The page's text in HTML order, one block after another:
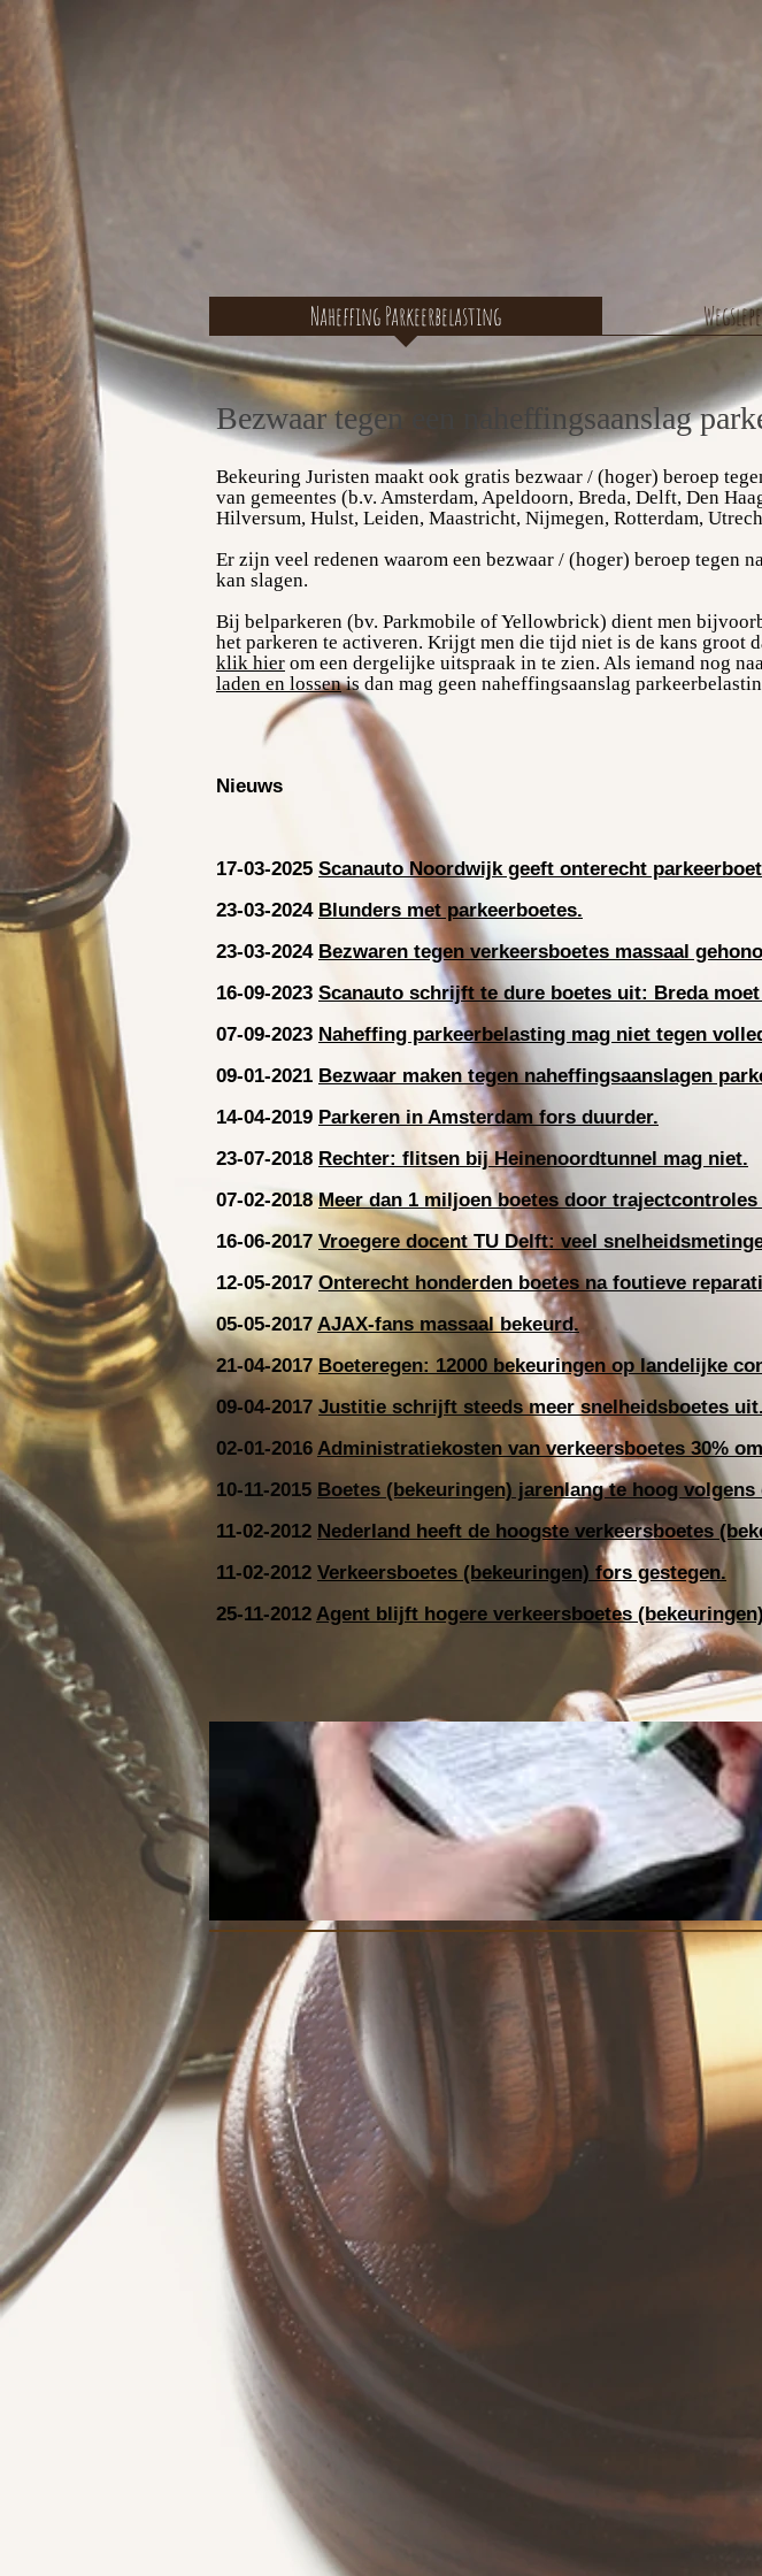
Naheffing Parkeerbelasting
Bezwaar tegen een naheffingsaanslag
Bekeuring Juristen maakt ook gratis bezwaar / (hoger) beroep
van gemeentes (b.v. Amsterdam, Apeldoorn, Breda, Delft, Den
Hilversum, Hulst, Leiden, Maastricht, Nijmegen, Rotterdam,
Er zijn veel redenen waarom een bezwaar / (hoger) beroep tegen
kan slagen.
Bij belparkeren (bv. Parkmobile of Yellowbrick) dient men
het parkeren te activeren. Krijgt men die tijd niet is de kans groot
klik hier om een dergelijke uitspraak in te zien. Als iemand nog
laden en lossenis dan mag geen naheffingsaanslag
Nieuws
17-03-2025 Scanauto Noordwijk geeft onterecht
23-03-2024 Blunders met parkeerboetes.
23-03-2024 Bezwaren tegen verkeersboetes massaal
16-09-2023 Scanauto schrijft te dure boetes uit: Breda
07-09-2023 Naheffing parkeerbelasting mag niet tegen
09-01-2021 Bezwaar maken tegen naheffingsaanslagen
14-04-2019 Parkeren in Amsterdam fors duurder.
23-07-2018 Rechter: flitsen bij Heinenoordtunnel mag niet.
07-02-2018Meer dan 1 miljoen boetes door
16-06-2017 Vroegere docent TU Delft: veel
12-05-2017 Onterecht honderden boetes na foutieve
05-05-2017 AJAX-fans massaal bekeurd.
21-04-2017Boeteregen: 12000 bekeuringen op landelijke
09-04-2017 Justitie schrijft steeds meer snelheidsboetes uit.
02-01-2016 Administratiekosten van verkeersboetes 30%
10-11-2015 Boetes (bekeuringen) jarenlang te hoog volgens
11-02-2012 Nederland heeft de hoogste verkeersboetes
11-02-2012 Verkeersboetes (bekeuringen) fors gestegen.
25-11-2012 Agent blijft hogere verkeersboetes